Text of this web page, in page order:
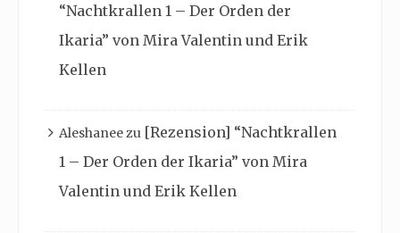
“Nachtkrallen 1 – Der Orden der
Ikaria” von Mira Valentin und Erik
Kellen
Aleshaneezu [Rezension] “Nachtkrallen
1 – Der Orden der Ikaria” von Mira
Valentin und Erik Kellen